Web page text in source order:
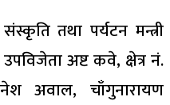
तथा पर्यटन मन्त्री
अष्ट कवे, क्षेत्र नं.
अवाल, चाँगुनारायण